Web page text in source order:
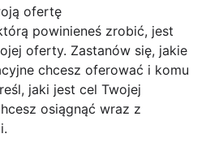
ofertę
powinieneś zrobić, jest
oferty. Zastanów się, jakie
chcesz oferować i komu
jaki jest cel Twojej
osiągnąć wraz z